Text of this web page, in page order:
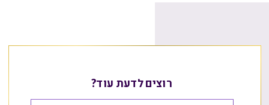
רוצים לדעת עוד?